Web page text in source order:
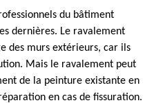
du bâtiment
dernières. Le ravalement
des murs extérieurs, car ils
Mais le ravalement peut
de la peinture existante en
en cas de fissuration.